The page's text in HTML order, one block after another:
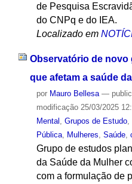
de Pesquisa
do CNPq e do IEA.
Localizado em
Observatório de novo
que afetam a saúde
por Mauro Bellesa —
modificação25/03/2025
Mental , Grupos de Estudo,
Pública, Mulheres, Saúde,
Grupo de estudos
da Saúde da Mulher
com a formulação de